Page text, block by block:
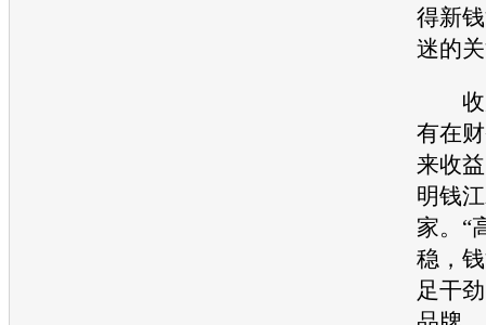
得新
迷的
收
有在
来收
明钱
家。“
稳，
足干